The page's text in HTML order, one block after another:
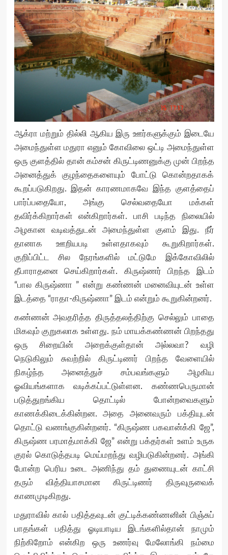
ஆக்ரா மற்றும் தில்லி ஆகிய இரு ஊர்களுக்கும் இடையே
அமைந்துள்ள மதுரா எனும் கோவிலை ஒட்டி அமைந்துள்ள
ஒரு குளத்தில் தான் கம்சன் கிருட்டிணனுக்கு முன் பிறந்த
அனைத்துக் குழந்தைகளையும் போட்டு கொன்றதாகக்
கூறப்படுகிறது. இதன் காரணமாகவே இந்த குளத்தைப்
பார்ப்பதையோ, அங்கு செல்வதையோ மக்கள்
தவிர்க்கிறார்கள் என்கிறார்கள். பாசி படிந்த நிலையில்
அழகான வடிவத்துடன் அமைந்துள்ள குளம் இது. நீர்
தானாக ஊறியபடி உள்ளதாகவும் கூறுகிறார்கள்.
குறிப்பிட்ட சில நேரங்களில் மட்டுமே இக்கோவிலில்
தீபாராதனை செய்கிறார்கள். கிருஷ்ணர் பிறந்த இடம்
“பால கிருஷ்ணா ” என்று கண்ணன் மனைவியுடன் உள்ள
இடத்தை “ராதா-கிருஷ்ணா” இடம் என்றும் கூறுகின்றனர்.
கண்ணன் அவதரித்த திருத்தலத்திற்கு செல்லும் பாதை
மிகவும் குறுகலாக உள்ளது. நம் மாயக்கண்ணன் பிறந்தது
ஒரு சிறையின் அறைக்குள்தான் அல்லவா? வழி
நெடுகிலும் சுவற்றில் கிருட்டிணர் பிறந்த வேளையில்
நிகழ்ந்த அனைத்துச் சம்பவங்களும் அழகிய
ஓவியங்களாக வடிக்கப்பட்டுள்ளன. கண்ணபெருமான்
படுத்துறங்கிய தொட்டில் போன்றவைகளும்
காணக்கிடைக்கின்றன. அதை அனைவரும் பக்தியுடன்
தொட்டு வணங்குகின்றனர். “கிருஷ்ண பகவான்க்கி ஜே”,
கிருஷ்ண பரமாத்மாக்கி ஜே” என்று பக்தர்கள் உளம் உருக
குரல் கொடுத்தபடி மெய்மறந்து வழிபடுகின்றனர். அங்கி
போன்ற பெரிய உடை அணிந்து தம் துணையுடன் காட்சி
தரும் வித்தியாசமான கிருட்டிணர் திருவுருவைக்
காணமுடிகிறது.
மதுராவில் கால் பதித்தவுடன் குட்டிக்கண்ணனின் பிஞ்சுப்
பாதங்கள் பதித்து ஓடியாடிய இடங்களில்தான் நாமும்
நிற்கிறோம் என்கிற ஒரு உணர்வு மேலோங்கி நம்மை